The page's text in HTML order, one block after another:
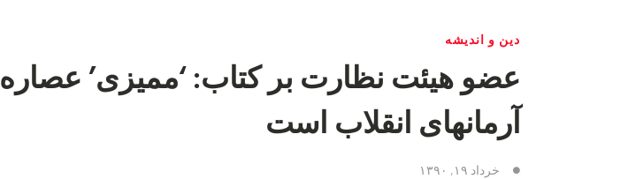
دین و اندیشه
عضو هیئت نظارت بر کتاب: ‘ممیزی’ عصاره
آرمانهای انقلاب است
خرداد ۱۹, ۱۳۹۰